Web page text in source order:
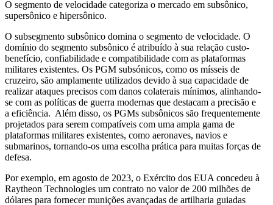
O segmento de velocidade categoriza o mercado em subsônico,
supersônico e hipersônico.
O subsegmento subsônico domina o segmento de velocidade. O
domínio do segmento subsônico é atribuído à sua relação custo-
benefício, confiabilidade e compatibilidade com as plataformas
militares existentes. Os PGM subsónicos, como os mísseis de
cruzeiro, são amplamente utilizados devido à sua capacidade de
realizar ataques precisos com danos colaterais mínimos, alinhando-
se com as políticas de guerra modernas que destacam a precisão e
a eficiência. Além disso, os PGMs subsônicos são frequentemente
projetados para serem compatíveis com uma ampla gama de
plataformas militares existentes, como aeronaves, navios e
submarinos, tornando-os uma escolha prática para muitas forças de
defesa.
Por exemplo, em agosto de 2023, o Exército dos EUA concedeu à
Raytheon Technologies um contrato no valor de 200 milhões de
dólares para fornecer munições avançadas de artilharia guiadas